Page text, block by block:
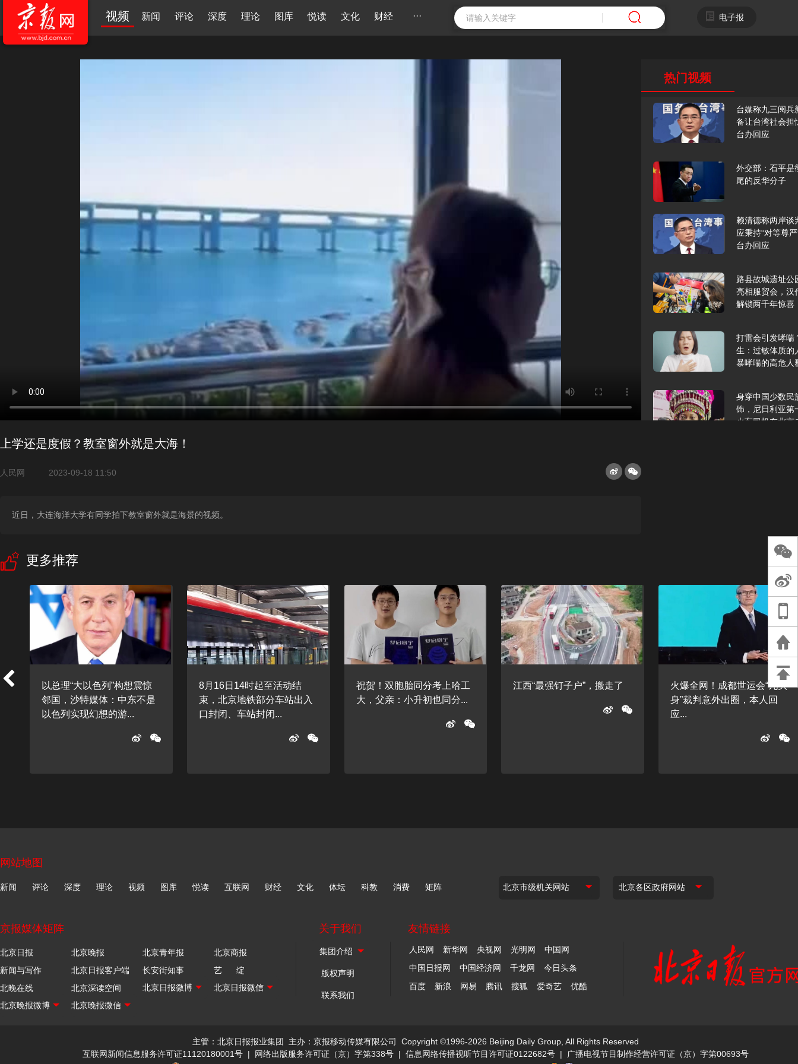
视频 新闻 评论 深度 理论 图库 悦读 文化 财经 ··· 电子报
热门视频
台媒称九三阅兵
备让台湾社会担
台办回应
外交部：石平是
尾的反华分子
赖清德称两岸谈
应秉持“对等尊
台办回应
路县故城遗址公
亮相服贸会，汉
解锁两千年惊喜
打雷会引发哮喘
生：过敏体质的
暴哮喘的高危人
身穿中国少数民
饰，尼日利亚第
火车司机在北京
谈过去 谈谈未来
天桥艺术中心一
演出，国际项目
重庆一高校学生
死，官方通报：
刑案，网传遗体
等信息不实
上学还是度假？教室窗外就是大海！
人民网 2023-09-18 11:50
近日，大连海洋大学有同学拍下教室窗外就是海景的视频。
更多推荐
以总理“大以色列”构想震惊
邻国，沙特媒体：中东不是
以色列实现幻想的游...
8月16日14时起至活动结
束，北京地铁部分车站出入
口封闭、车站封闭...
祝贺！双胞胎同分考上哈工
大，父亲：小升初也同分...
江西“最强钉子户”，搬走了
火爆全网！成都世运会“九头
身”裁判意外出圈，本人回
应...
网站地图
新闻 评论 深度 理论 视频 图库 悦读 互联网 财经 文化 体坛 科教 消费 矩阵
京报媒体矩阵
北京日报 北京晚报 北京青年报
北京商报
新闻与写作
北京日报客户端 长安街知事
艺 绽
北晚在线
北京深读空间
关于我们
版权声明
联系我们
友情链接
人民网 新华网 央视网 光明网
中国网
中国日报网
中国经济网 千龙网
今日头条
百度
新浪 网易 腾讯 搜狐 爱奇艺 优酷
主管：北京日报报业集团 主办：京报移动传媒有限公司
Copyright ©1996-2026 Beijing Daily Group, All Rights Reserved
互联网新闻信息服务许可证11120180001号 | 网络出版服务许可证（京）字第338号 | 信息网络传播视听节目许可证0122682号 |
广播电视节目制作经营许可证（京）字第00693号